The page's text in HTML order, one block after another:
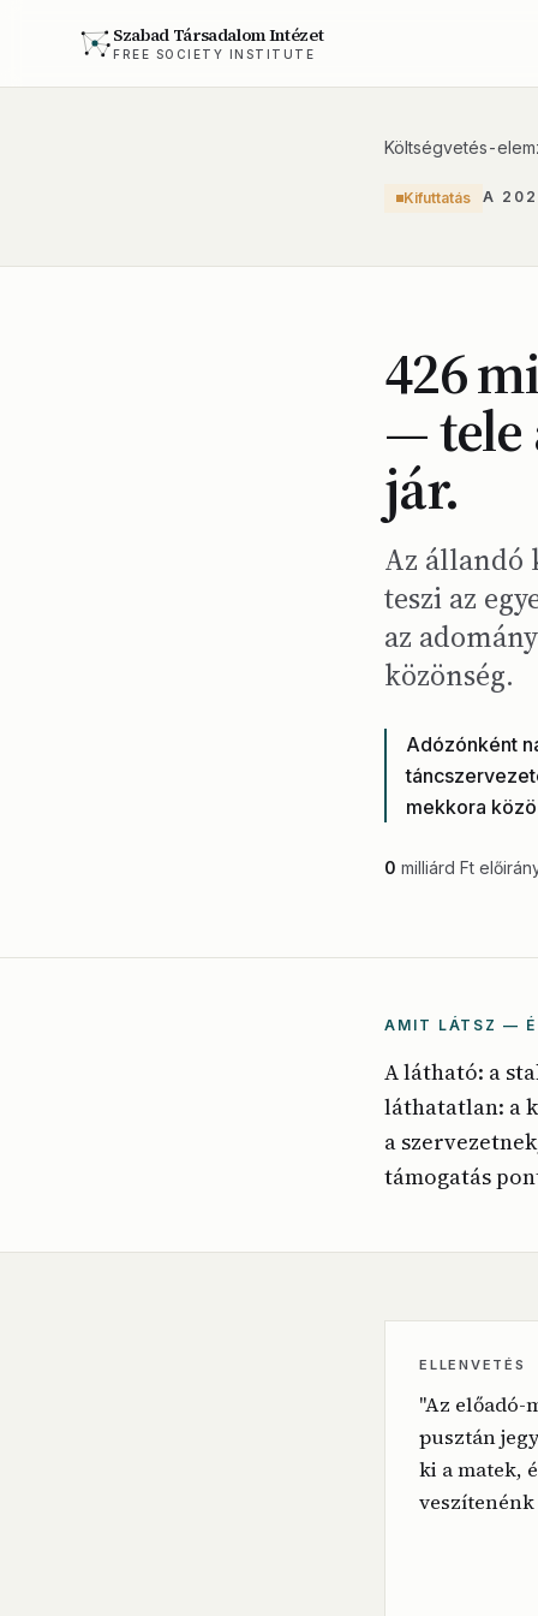
Szabad Társadalom Intézet
FREE SOCIETY INSTITUTE
Költségvetés-
Kifuttatás A
426
— tele
jár.
Az állandó
teszi az
az
közönség.
Adózónként
mekkora
0 milliárd Ft
AMIT LÁTSZ —
A látható: a
láthatatlan: a
a
támogatás
ELLENVETÉS
"Az előadó-
pusztán
ki a matek,
veszítenénk